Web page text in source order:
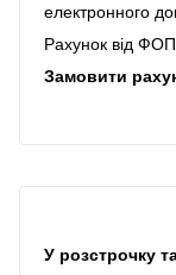
електронного
Рахунок від
Замовити
У розстрочку